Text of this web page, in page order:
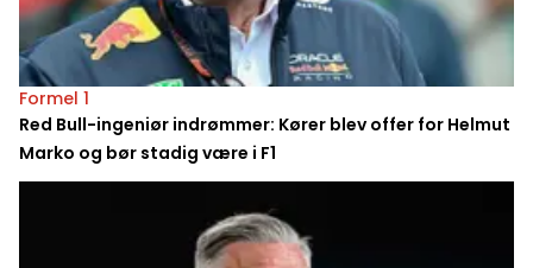
Formel 1
Red Bull-ingeniør indrømmer: Kører blev offer for Helmut
Marko og bør stadig være i F1